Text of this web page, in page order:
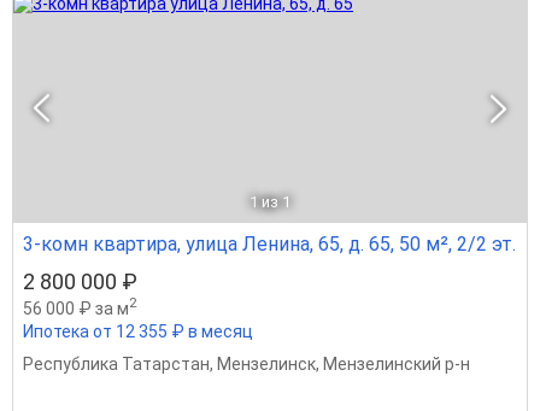
1 из 1
3-комн квартира, улица Ленина, 65, д. 65, 50 м², 2/2 эт.
2 800 000 ₽
56 000 ₽ за м2
Ипотека от 12 355 ₽ в месяц
Республика Татарстан, Мензелинск, Мензелинский р-н